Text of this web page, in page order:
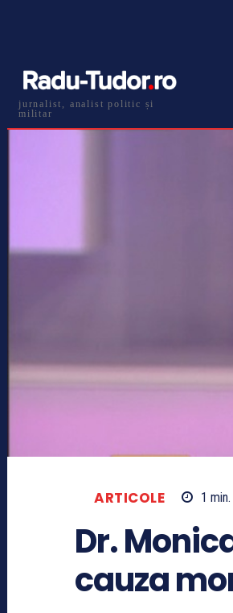
jurnalist, analist politic și
militar
ARTICOLE 1 min.
Dr.
cauza